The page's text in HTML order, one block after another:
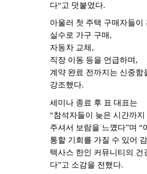
다“고 덧붙였다.
아울러 첫 주택 구매자들이
실수로 가구 구매 ,
자동차 교체 ,
직장 이동 등을 언급하며 ,
계약 완료 전까지는 신중함
강조했다.
세미나 종료 후 표 대표는
“참석자들이 늦은 시간까지
주셔서 보람을 느꼈다”며 “
통할 기회를 가질 수 있어
텍사스 한인 커뮤니티의 건
다”고 소감을 전했다.